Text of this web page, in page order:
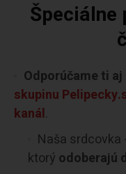
Špeciálne
Odporúčame ti aj
skupinu
kanál.
Naša
ktorý odoberajú